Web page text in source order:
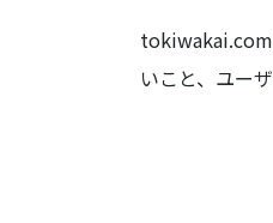
tokiwakai.com
いこと、ユー